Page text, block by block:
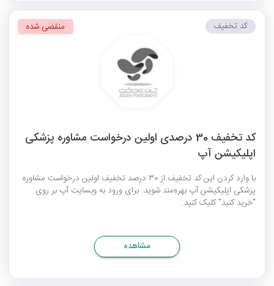
کد تخفیف 30 درصدی اولین درخواست مشاوره پزشکی
اپلیکیشن آپ
با وارد کردن این کد تخفیف از 30 درصد تخفیف اولین درخواست مشاوره
پزشکی اپلیکیشن آپ بهره‌مند شوید. برای ورود به وبسایت آپ بر روی
"خرید کنید" کلیک کنید.
کد تخفیف منقضی شده
مشاهده